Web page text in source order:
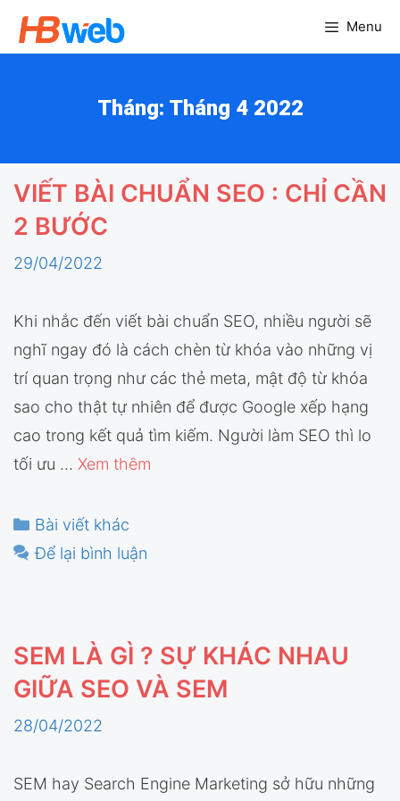
Chuyển
đến
Menu
Tháng: Tháng 4 2022
VIẾT BÀI CHUẨN SEO : CHỈ CẦN
2 BƯỚC
29/04/2022
Khi nhắc đến viết bài chuẩn SEO, nhiều người sẽ
nghĩ ngay đó là cách chèn từ khóa vào những vị
trí quan trọng như các thẻ meta, mật độ từ khóa
sao cho thật tự nhiên để được Google xếp hạng
cao trong kết quả tìm kiếm. Người làm SEO thì lo
tối ưu … Xem thêm
Danh
mục
Bài viết khác
Để lại bình luận
SEM LÀ GÌ ? SỰ KHÁC NHAU
GIỮA SEO VÀ SEM
28/04/2022
SEM hay Search Engine Marketing sở hữu những